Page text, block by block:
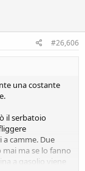
#26,606
una costante
il serbatoio
camme. Due
ma se lo fanno
a gasolio viene